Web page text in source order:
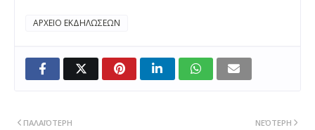
ΑΡΧΕΙΟ ΕΚΔΗΛΩΣΕΩΝ
ΝΕΌΤΕΡΗ
ΠΑΛΑΙΌΤΕΡΗ